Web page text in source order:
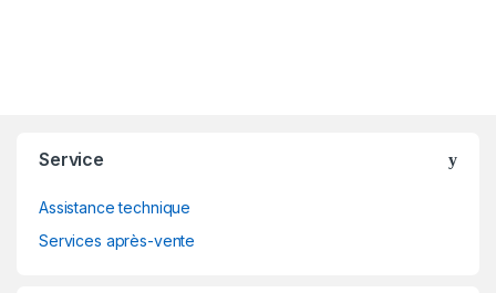
Service
Assistance technique
Services après-vente